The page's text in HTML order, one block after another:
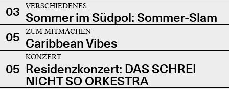
03
VERSCHIEDENES
Sommer im Südpol: Sommer-Slam
05
ZUM MITMACHEN
Caribbean Vibes
05
KONZERT
Residenzkonzert: DAS SCHREI
NICHT SO ORKESTRA